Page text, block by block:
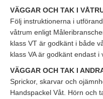
VÄGGAR OCH TAK I
Följ instruktionerna i
våtrum enligt
klass VT är godkänt i både
klass VA är godkänt endast i
VÄGGAR OCH TAK I
Sprickor, skarvar och
Handspackel Våt. Hörn och